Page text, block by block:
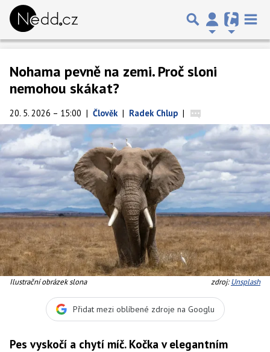
Nohama pevně na zemi. Proč sloni
nemohou skákat?
20. 5. 2026 – 15:00 | Člověk | Radek Chlup |
Ilustrační obrázek slona zdroj:Unsplash
Přidat mezi oblíbené zdroje na Googlu
Pes vyskočí a chytí míč. Kočka v elegantním